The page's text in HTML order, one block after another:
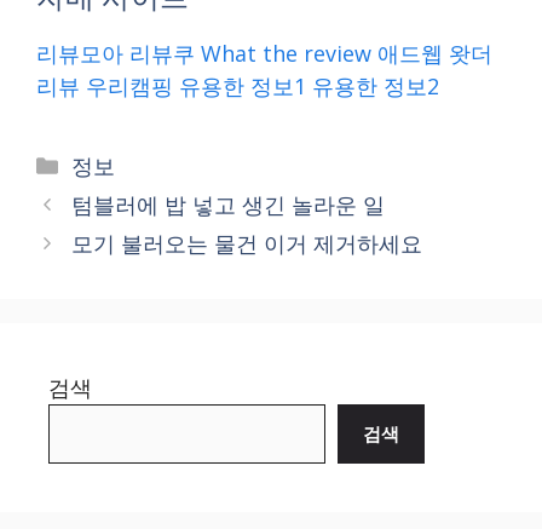
리뷰모아 리뷰쿠 What the review 애드웹 왓더
리뷰 우리캠핑 유용한 정보1 유용한 정보2
Categories
정보
텀블러에 밥 넣고 생긴 놀라운 일
모기 불러오는 물건 이거 제거하세요
검색
검색